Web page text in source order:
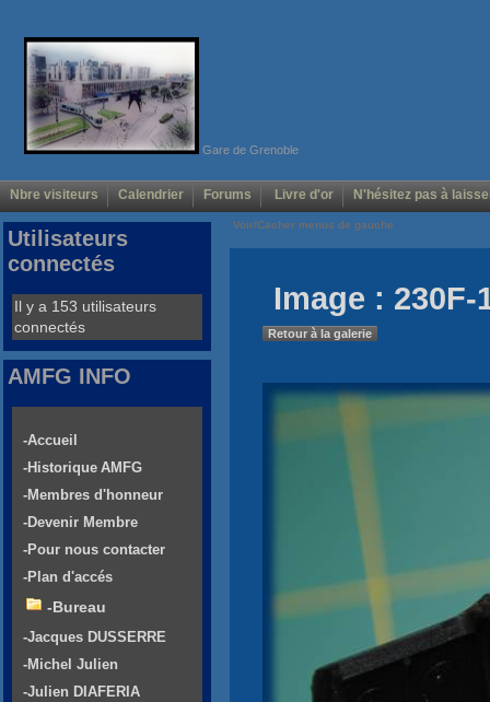
Gare de Grenoble
Nbre visiteurs Calendrier Forums Livre d'or N'hésitez pas à
Voir/Cacher menus de gauche
Image : 230F-
Retour à la galerie
Utilisateurs
connectés
Il y a 153 utilisateurs
connectés
AMFG INFO
-Accueil
-Historique AMFG
-Membres d'honneur
-Devenir Membre
-Pour nous contacter
-Plan d'accés
-Bureau
-Jacques DUSSERRE
-Michel Julien
-Julien DIAFERIA